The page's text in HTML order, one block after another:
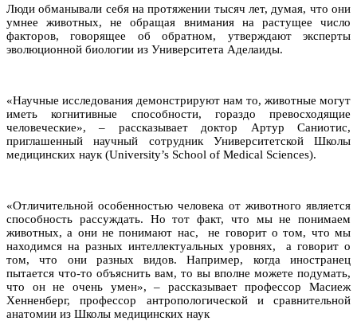
Люди обманывали себя на протяжении тысяч лет, думая, что они
умнее животных, не обращая внимания на растущее число
факторов, говорящее об обратном, утверждают эксперты
эволюционной биологии из Университета Аделаиды.
«Научные исследования демонстрируют нам то, животные могут
иметь когнитивные способности, гораздо превосходящие
человеческие», – рассказывает доктор Артур Саниотис,
приглашенный научный сотрудник Университетской Школы
медицинских наук (University’s School of Medical Sciences).
«Отличительной особенностью человека от животного является
способность рассуждать. Но тот факт, что мы не понимаем
животных, а они не понимают нас, не говорит о том, что мы
находимся на разных интеллектуальных уровнях, а говорит о
том, что они разных видов. Например, когда иностранец
пытается что-то объяснить вам, то вы вполне можете подумать,
что он не очень умен», – рассказывает профессор Масиеж
Хенненберг, профессор антропологической и сравнительной
анатомии из Школы медицинских наук